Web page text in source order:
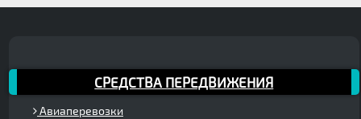
СРЕДСТВА ПЕРЕДВИЖЕНИЯ
Авиаперевозки